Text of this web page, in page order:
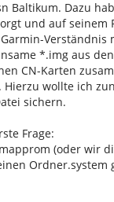
Baltikum. Dazu
und auf seinem
Verständnis
*.img aus
CN-Karten
Hierzu wollte ich
sichern.
Frage:
(oder wir
Ordner.system